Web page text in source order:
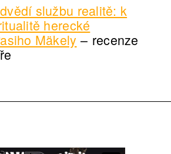
službu realitě: k
herecké
Mäkely –⁠⁠⁠⁠⁠⁠ recenze